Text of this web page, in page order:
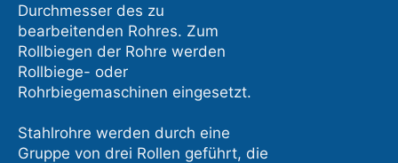
Durchmesser des zu
bearbeitenden Rohres. Zum
Rollbiegen der Rohre werden
Rollbiege- oder
Rohrbiegemaschinen eingesetzt.
Stahlrohre werden durch eine
Gruppe von drei Rollen geführt, die